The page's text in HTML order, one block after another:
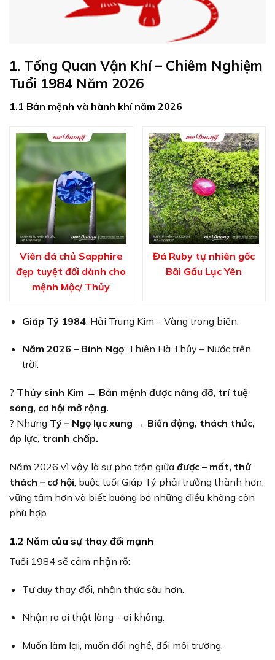
1. Tổng Quan Vận Khí – Chiêm Nghiệm
Tuổi 1984 Năm 2026
1.1 Bản mệnh và hành khí năm 2026
Viên đá chủ Sapphire
đẹp tuyệt đối dành cho
mệnh Mộc/ Thủy
Đá Ruby tự nhiên gốc
Bãi Gấu Lục Yên
Giáp Tý 1984: Hải Trung Kim – Vàng trong biển.
Năm 2026 – Bính Ngọ: Thiên Hà Thủy – Nước trên
trời.
? Thủy sinh Kim → Bản mệnh được nâng đỡ, trí tuệ
sáng, cơ hội mở rộng.
? Nhưng Tý – Ngọ lục xung → Biến động, thách thức,
áp lực, tranh chấp.
Năm 2026 vì vậy là sự pha trộn giữa được – mất, thử
thách – cơ hội, buộc tuổi Giáp Tý phải trưởng thành hơn,
vững tâm hơn và biết buông bỏ những điều không còn
phù hợp.
1.2 Năm của sự thay đổi mạnh
Tuổi 1984 sẽ cảm nhận rõ:
Tư duy thay đổi, nhận thức sâu hơn.
Nhận ra ai thật lòng – ai không.
Muốn làm lại, muốn đổi nghề, đổi môi trường.